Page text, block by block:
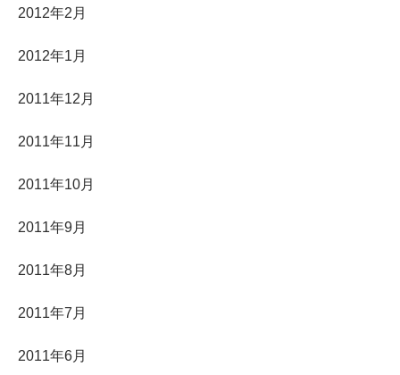
2012年2月
2012年1月
2011年12月
2011年11月
2011年10月
2011年9月
2011年8月
2011年7月
2011年6月